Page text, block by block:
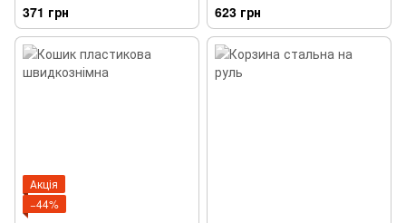
371 грн 623 грн
Акція
−44%